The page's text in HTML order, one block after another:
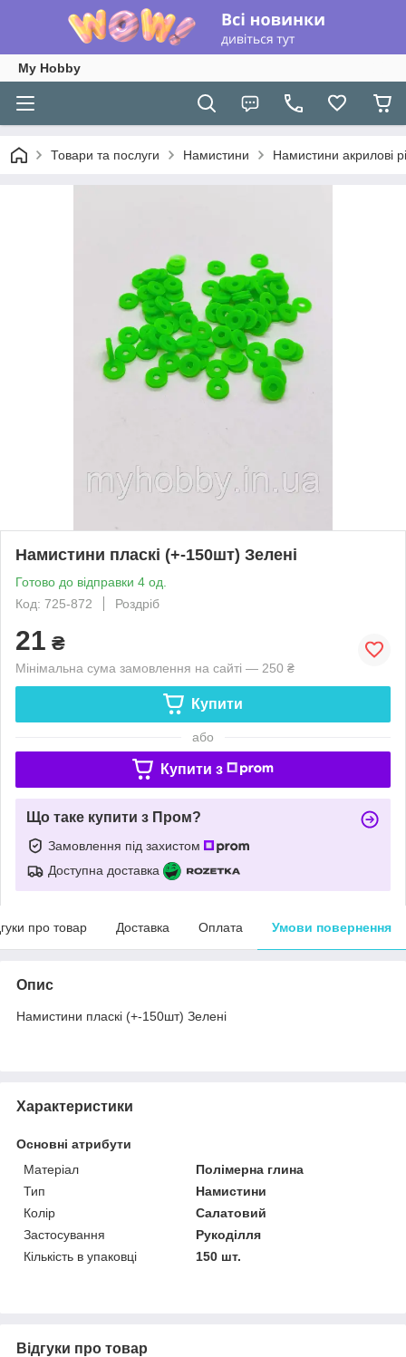
My Hobby
Товари та послуги Намистини Намистини акрилові
Намистини пласкі (+-150шт) Зелені
Готово до відправки 4 од.
Код: 725-872
Роздріб
21 ₴
Мінімальна сума замовлення на сайті — 250 ₴
Купити
або
Купити з
Що таке купити з Пром?
Замовлення під захистом
Доступна доставка
про товар Доставка Оплата Умови повернення
Опис
Намистини пласкі (+-150шт) Зелені
Характеристики
Основні атрибути
Матеріал
Полімерна глина
Тип
Намистини
Колір
Салатовий
Застосування
Рукоділля
Кількість в упаковці
150 шт.
Відгуки про товар